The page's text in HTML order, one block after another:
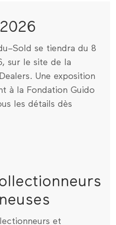
se tiendra du 8
sur le site de la
Une exposition
à la Fondation Guido
les détails dès
et